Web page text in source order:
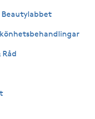
Beautylabbet
Råd